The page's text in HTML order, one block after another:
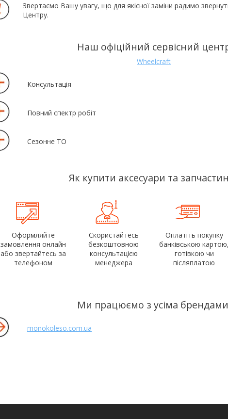
Звертаємо Вашу увагу, що для якісної заміни радимо
Центру.
Наш офіційний сервісний
Wheelcraft
Консультація
Повний спектр робіт
Сезонне ТО
Як купити аксесуари та
Оформляйте
замовлення онлайн
або звертайтесь за
телефоном
Скористайтесь
безкоштовною
консультацією
менеджера
Оплатіть покупку
банківською картою,
готівкою чи
післяплатою
Ми працюємо з усіма брендами
monokoleso.com.ua